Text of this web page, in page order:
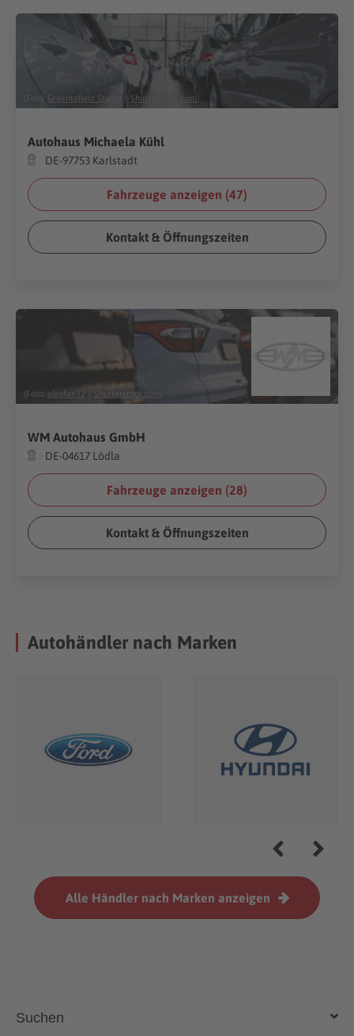
(Foto: Greentellect Studio / Shutterstock.com)
Autohaus Michaela Kühl
DE-97753 Karlstadt
Fahrzeuge anzeigen (47)
Kontakt & Öffnungszeiten
(Foto: alexfan32 Shutterstock.com
WM Autohaus GmbH
DE-04617 Lödla
Fahrzeuge anzeigen (28)
Kontakt & Öffnungszeiten
Autohändler nach Marken
Alle Händler nach Marken anzeigen
Aston Martin
Suchen